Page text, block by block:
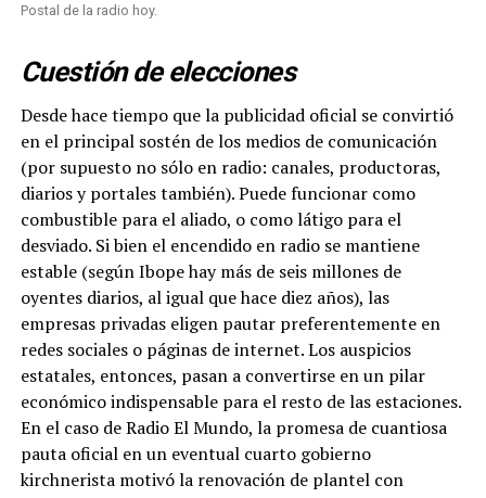
Postal de la radio hoy.
Cuestión de elecciones
Desde hace tiempo que la publicidad oficial se convirtió
en el principal sostén de los medios de comunicación
(por supuesto no sólo en radio: canales, productoras,
diarios y portales también). Puede funcionar como
combustible para el aliado, o como látigo para el
desviado. Si bien el encendido en radio se mantiene
estable (según Ibope hay más de seis millones de
oyentes diarios, al igual que hace diez años), las
empresas privadas eligen pautar preferentemente en
redes sociales o páginas de internet. Los auspicios
estatales, entonces, pasan a convertirse en un pilar
económico indispensable para el resto de las estaciones.
En el caso de Radio El Mundo, la promesa de cuantiosa
pauta oficial en un eventual cuarto gobierno
kirchnerista motivó la renovación de plantel con